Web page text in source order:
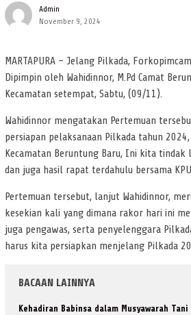
Admin
November 9, 2024
MARTAPURA – Jelang Pilkada,
Dipimpin oleh Wahidinnor, M.Pd Camat
Kecamatan setempat, Sabtu, (09/11).
Wahidinnor mengatakan Pertemuan
persiapan pelaksanaan Pilkada tahun
Kecamatan Beruntung Baru, Ini kita tindak
dan juga hasil rapat terdahulu bersama
Pertemuan tersebut, lanjut Wahidinnor,
kesekian kali yang dimana rakor hari ini
juga pengawas, serta penyelenggara
harus kita persiapkan menjelang Pilkada
BACAAN LAINNYA
Kehadiran Babinsa dalam Musyawarah